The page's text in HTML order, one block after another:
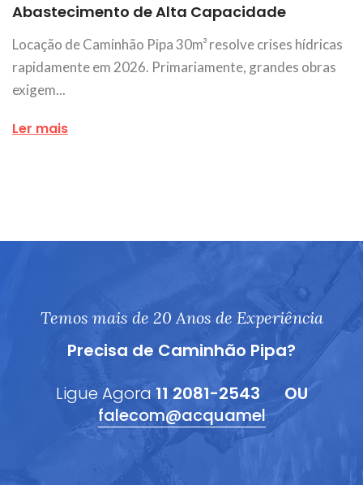
Abastecimento de Alta Capacidade
Locação de Caminhão Pipa 30m³ resolve crises hídricas
rapidamente em 2026. Primariamente, grandes obras
exigem...
Ler mais
Temos mais de 20 Anos de Experiência
Precisa de Caminhão Pipa?
Ligue Agora 11 2081-2543
OU
falecom@acquamel